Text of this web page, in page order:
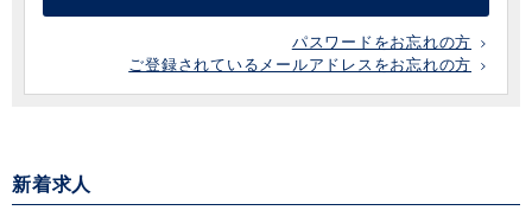
パスワードをお忘れの方
ご登録されているメールアドレスをお忘れの方
新着求人